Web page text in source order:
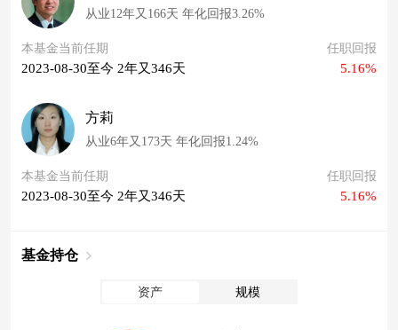
从业12年又166天 年化回报3.26%
本基金当前任期
2023-08-30至今 2年又346天
任职回报
5.16%
方莉
从业6年又173天 年化回报1.24%
本基金当前任期
2023-08-30至今 2年又346天
任职回报
5.16%
基金持仓
资产 规模